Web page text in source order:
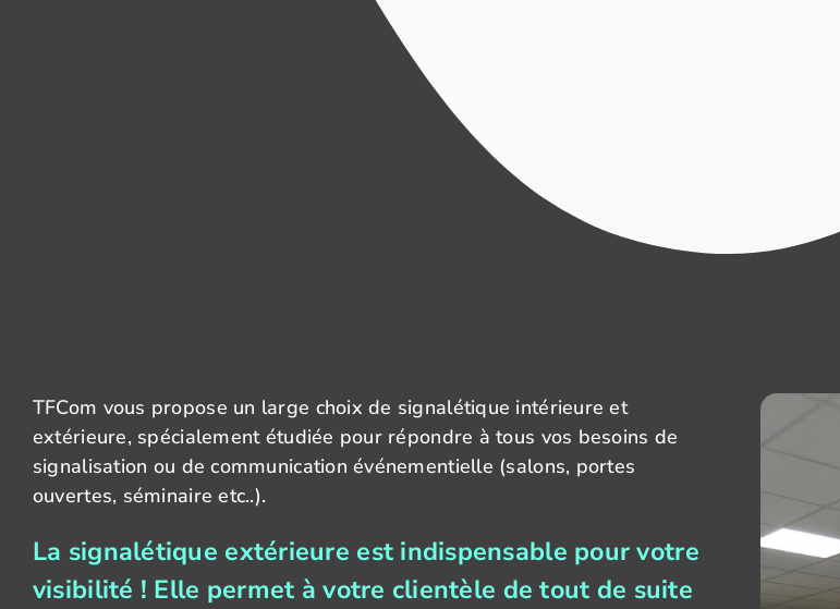
TFCom vous propose un large choix de signalétique intérieure et
extérieure, spécialement étudiée pour répondre à tous vos besoins de
signalisation ou de communication événementielle (salons, portes
ouvertes, séminaire etc..).
La signalétique extérieure est indispensable pour votre
visibilité ! Elle permet à votre clientèle de tout de suite